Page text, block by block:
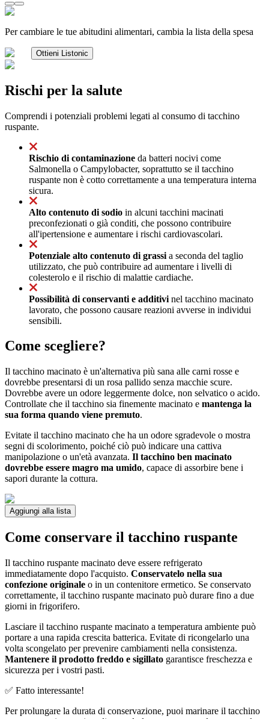
Per cambiare le tue abitudini alimentari, cambia la lista della spesa
Ottieni Listonic
Rischi per la salute
Comprendi i potenziali problemi legati al consumo di tacchino
ruspante.
Rischio di contaminazione da batteri nocivi come
Salmonella o Campylobacter, soprattutto se il tacchino
ruspante non è cotto correttamente a una temperatura interna
sicura.
Alto contenuto di sodio in alcuni tacchini macinati
preconfezionati o già conditi, che possono contribuire
all'ipertensione e aumentare i rischi cardiovascolari.
Potenziale alto contenuto di grassi a seconda del taglio
utilizzato, che può contribuire ad aumentare i livelli di
colesterolo e il rischio di malattie cardiache.
Possibilità di conservanti e additivi nel tacchino macinato
lavorato, che possono causare reazioni avverse in individui
sensibili.
Come scegliere?
Il tacchino macinato è un'alternativa più sana alle carni rosse e
dovrebbe presentarsi di un rosa pallido senza macchie scure.
Dovrebbe avere un odore leggermente dolce, non selvatico o acido.
Controllate che il tacchino sia finemente macinato e mantenga la
sua forma quando viene premuto.
Evitate il tacchino macinato che ha un odore sgradevole o mostra
segni di scolorimento, poiché ciò può indicare una cattiva
manipolazione o un'età avanzata. Il tacchino ben macinato
dovrebbe essere magro ma umido, capace di assorbire bene i
sapori durante la cottura.
Aggiungi alla lista
Come conservare il tacchino ruspante
Il tacchino ruspante macinato deve essere refrigerato
immediatamente dopo l'acquisto. Conservatelo nella sua
confezione originale o in un contenitore ermetico. Se conservato
correttamente, il tacchino ruspante macinato può durare fino a due
giorni in frigorifero.
Lasciare il tacchino ruspante macinato a temperatura ambiente può
portare a una rapida crescita batterica. Evitate di ricongelarlo una
volta scongelato per prevenire cambiamenti nella consistenza.
Mantenere il prodotto freddo e sigillato garantisce freschezza e
sicurezza per i vostri pasti.
✅ Fatto interessante!
Per prolungare la durata di conservazione, puoi marinare il tacchino